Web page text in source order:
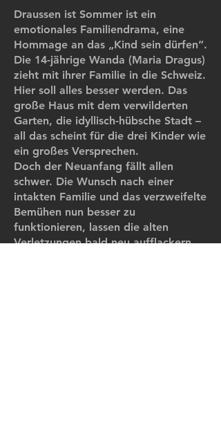
Draussen ist Sommer ist ein
emotionales Familiendrama, eine
Hommage an das „Kind sein dürfen”.
Die 14-jährige Wanda (Maria Dragus)
zieht mit ihrer Familie in die Schweiz.
Hier soll alles besser werden. Das
große Haus mit dem verwilderten
Garten, die idyllisch-hübsche Stadt –
all das scheint für die drei Kinder wie
ein großes Versprechen.
Doch der Neuanfang fällt allen
schwer. Die Wunsch nach einer
intakten Familie und das verzweifelte
Bemühen nun besser zu
funktionieren, lassen die alten
Verletzungen bald neu aufflackern.